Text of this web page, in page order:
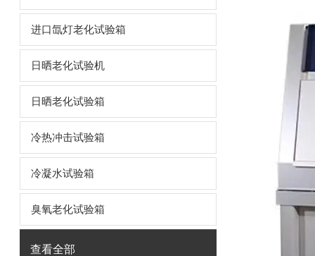
进口氙灯老化试验箱
日晒老化试验机
日晒老化试验箱
冷热冲击试验箱
冷凝水试验箱
臭氧老化试验箱
查看全部